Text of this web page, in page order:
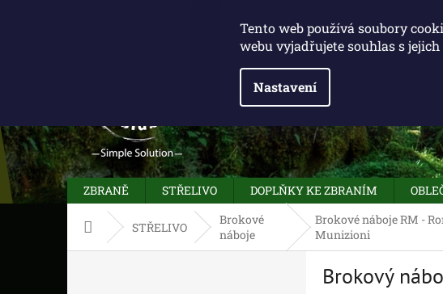
Tento web používá soubory
webu vyjadřujete souhlas s
Nastavení
ZBRANĚ STŘELIVO DOPLŇKY KE ZBRANÍM
Domů STŘELIVO
Brokové
náboje
Brokové náboje RM -
Munizioni
Brokový